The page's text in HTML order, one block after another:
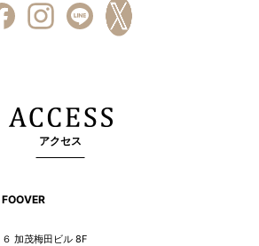
アクセス
加茂梅田ビル 8F